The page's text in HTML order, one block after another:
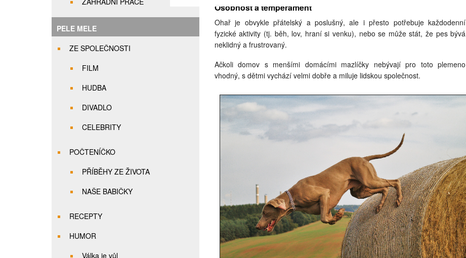
PELE MELE
ZE SPOLEČNOSTI
FILM
HUDBA
DIVADLO
CELEBRITY
POČTENÍČKO
PŘÍBĚHY ZE ŽIVOTA
NAŠE BABIČKY
RECEPTY
HUMOR
Válka je vůl
Osobnost a temperament
Ohař je obvykle přátelský a poslušný, ale i přesto potřebuje každodenní
fyzické aktivity (tj. běh, lov, hraní si venku), nebo se může stát, že pes bývá
neklidný a frustrovaný.
Ačkoli domov s menšími domácími mazlíčky nebývají pro toto plemeno
vhodný, s dětmi vychází velmi dobře a miluje lidskou společnost.